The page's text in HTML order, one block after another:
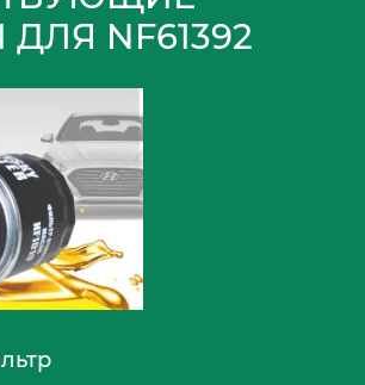
NF61392